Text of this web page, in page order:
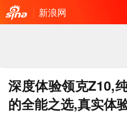
新浪网
深度体验领克Z10,
的全能之选,真实体